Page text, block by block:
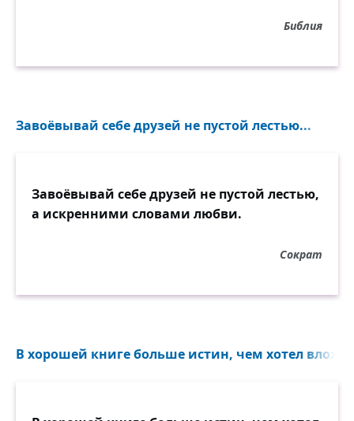
Библия
Завоёвывай себе друзей не пустой лестью...
Завоёвывай себе друзей не пустой лестью,
а искренними словами любви.
Сократ
В хорошей книге больше истин, чем хотел